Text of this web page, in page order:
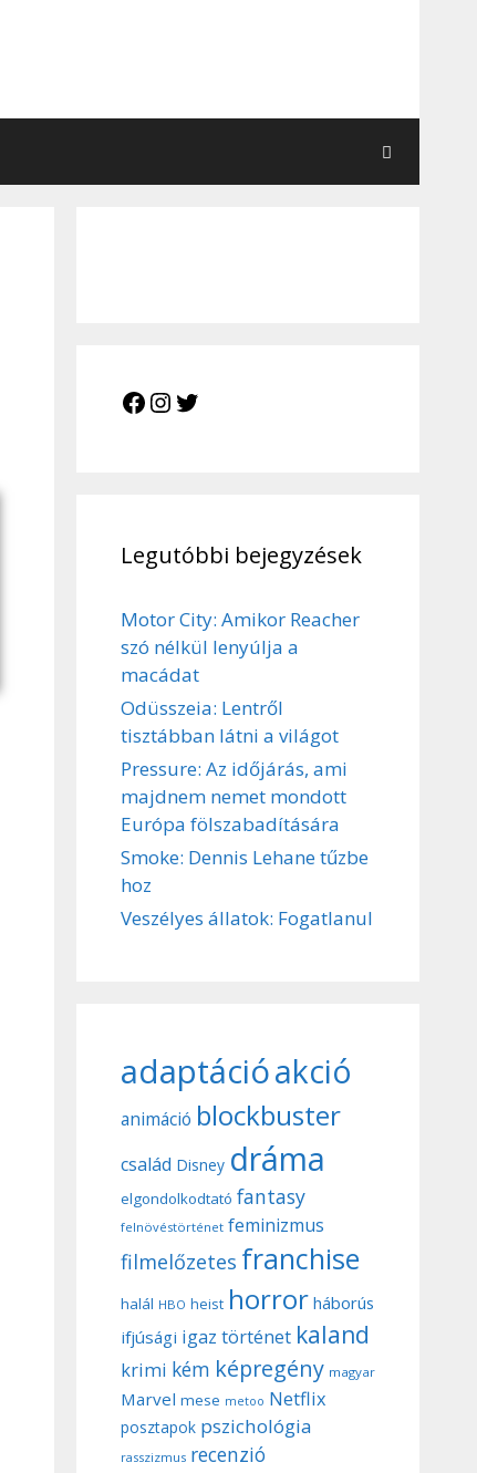
Legutóbbi bejegyzések
Motor City: Amikor Reacher
szó nélkül lenyúlja a
macádat
Odüsszeia: Lentről
tisztábban látni a világot
Pressure: Az időjárás, ami
majdnem nemet mondott
Európa fölszabadítására
Smoke: Dennis Lehane tűzbe
hoz
Veszélyes állatok: Fogatlanul
adaptációakció
animáció blockbuster
család Disney dráma
elgondolkodtató fantasy
felnövéstörténet feminizmus
filmelőzetes franchise
halál HBO heist horror háborús
ifjúsági igaz történet kaland
krimi kém képregény magyar
Marvel mese metoo Netflix
posztapok pszichológia
rasszizmus recenzió